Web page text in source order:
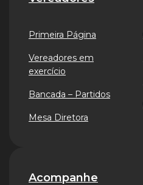
Primeira Página
Vereadores em
exercício
Bancada – Partidos
Mesa Diretora
Acompanhe